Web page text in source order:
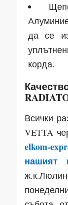
да се
корда.
Всички
VETTA
elkom-
нашият